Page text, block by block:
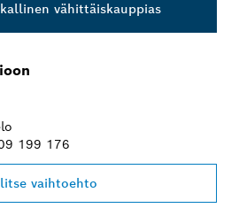
vähittäiskauppias
199 176
vaihtoehto